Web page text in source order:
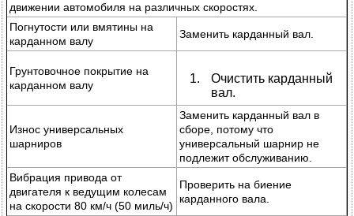
движении автомобиля на различных скоростях.
Погнутости или вмятины на
карданном валу
Заменить карданный вал.
Грунтовочное покрытие на
карданном валу
Очистить карданный
вал.
Износ универсальных
шарниров
Заменить карданный вал в
сборе, потому что
универсальный шарнир не
подлежит обслуживанию.
Вибрация привода от
двигателя к ведущим колесам
на скорости 80 км/ч (50 миль/ч)
Проверить на биение
карданного вала.